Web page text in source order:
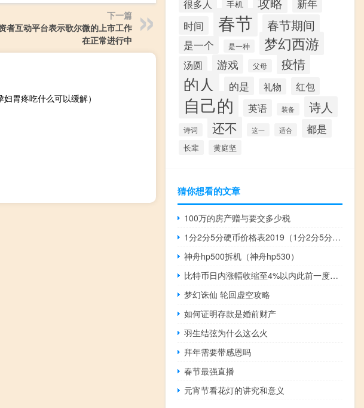
下一篇
者互动平台表示歌尔微的上市工作
在正常进行中
胃疼吃什么可以缓解）
很多人 手机
新年
时间
春节 春节期间
是一个 是一种 梦幻西游
汤圆 游戏 父母 疫情
的人 的是 礼物 红包
自己的 英语 装备 诗人
诗词 还不 这一 适合 都是
长辈 黄庭坚
猜你想看的文章
100万的房产赠与要交多少税
1分2分5分硬币价格表2019（1分2分5分硬币价格）
神舟hp500拆机（神舟hp530）
比特币日内涨幅收缩至4%以内此前一度涨超10%；贝莱德证实现货比特币ETF的申请仍在接受美国证交会（SEC）审查
梦幻诛仙 轮回虚空攻略
如何证明存款是婚前财产
羽生结弦为什么这么火
拜年需要带感恩吗
春节最强直播
元宵节看花灯的讲究和意义